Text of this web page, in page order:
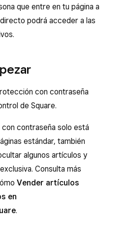
que entre en tu página a
podrá acceder a las
con contraseña
de Square.
contraseña solo está
estándar, también
algunos artículos y
Consulta más
Vender artículos
en
.